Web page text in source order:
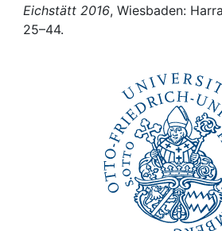
Eichstätt 2016, Wiesbaden:
25–44.